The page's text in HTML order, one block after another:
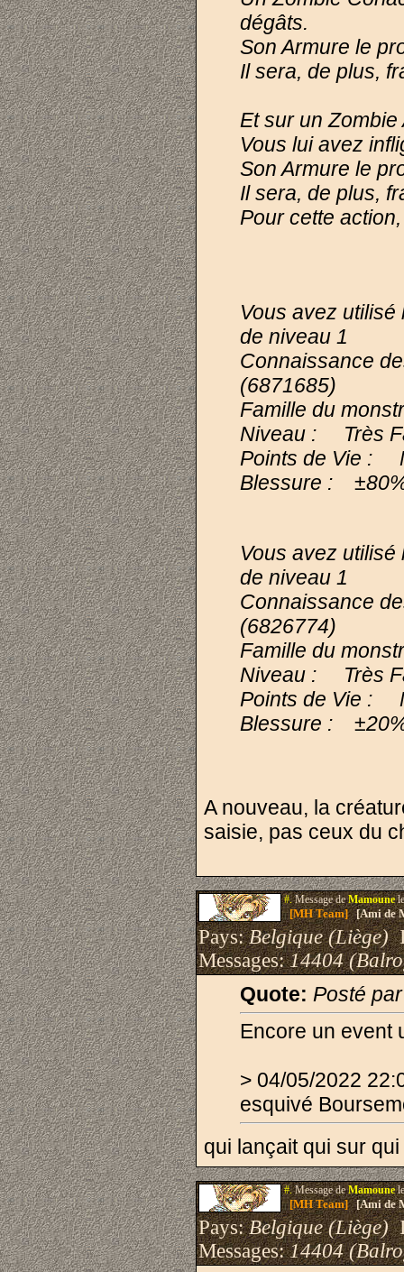
dégâts.
Son Armure le
Il sera, de plus,
Et sur un
Vous lui avez
Son Armure le
Il sera, de plus,
Pour cette
Vous avez
de niveau 1
Connaissance
(6871685)
Famille du
Niveau : Très
Points de Vie :
Blessure :
Vous avez
de niveau 1
Connaissance
(6826774)
Famille du
Niveau : Très
Points de Vie :
Blessure :
A nouveau, la
saisie, pas ceux du
#.Message deMamoune
[MH Team][Ami de
Pays:Belgique (Liège)
Messages:14404
Quote: Posté
Encore un event
> 04/05/2022
esquivé
qui lançait qui sur qui
#.Message deMamoune
[MH Team][Ami de
Pays:Belgique (Liège)
Messages:14404